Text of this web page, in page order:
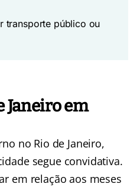
transporte público ou
Janeiro em
no Rio de Janeiro,
segue convidativa.
em relação aos meses